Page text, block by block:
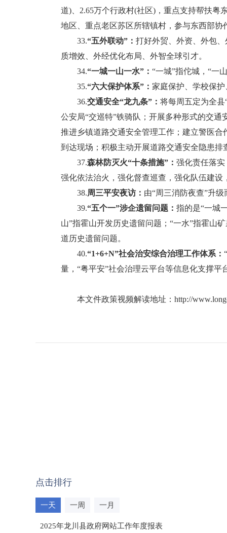
道)、2.65万个行政村(社区)，重点支持帮扶粤
地区、重点老区苏区所辖镇村，参与东西部协
33.“五外联动”： 打好外贸、外资、外包
质增效、外经优化布局、外智全球引才。
34.“一城一山一水”： “一城”指佗城，“一
35.“六大保护体系”： 家庭保护、学校保
36.交通安全“龙九条”： 将每周五定为全
公安局“交巡特”铁骑队；开展多种形式的交
推进乡镇道路交通安全管理工作；建立警医合
到达现场；积极主动开展道路交通安全隐患排
37.森林防灭火“十条措施”： 强化责任落
强化依法治火，强化督查巡查，强化队伍建
38.周三平安夜访： 由“周三消防夜查”升
39.“五个一”涉企遗留问题： 指的是“一城
山”指霍山开发历史遗留问题；“一水”指霍山
道历史遗留问题。
40.“1+6+N”社会治安综合治理工作体系：
量，“粤平安”社会治理云平台等信息化支撑平
本文件政策视频解读地址： http://
点击排行
一天 一周 一月
2025年龙川县政府网站工作年度报表